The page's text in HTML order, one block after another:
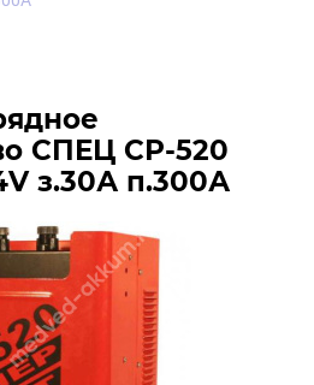
СПЕЦ СР-520
з.30А п.300А